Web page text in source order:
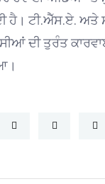
ਹੈ। ਟੀ.ਐੱਸ.ਏ. ਅਤੇ
ਦੀ ਤੁਰੰਤ